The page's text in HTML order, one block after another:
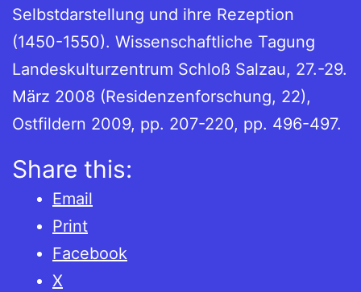
Selbstdarstellung und ihre Rezeption
(1450-1550). Wissenschaftliche Tagung
Landeskulturzentrum Schloß Salzau, 27.-29.
März 2008 (Residenzenforschung, 22),
Ostfildern 2009, pp. 207-220, pp. 496-497.
Share this:
Email
Print
Facebook
X